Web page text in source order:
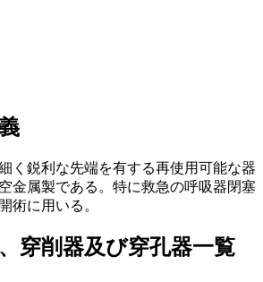
く鋭利な先端を有する再使用可能な器
金属製である。特に救急の呼吸器閉塞
術に用いる。
穿削器及び穿孔器一覧